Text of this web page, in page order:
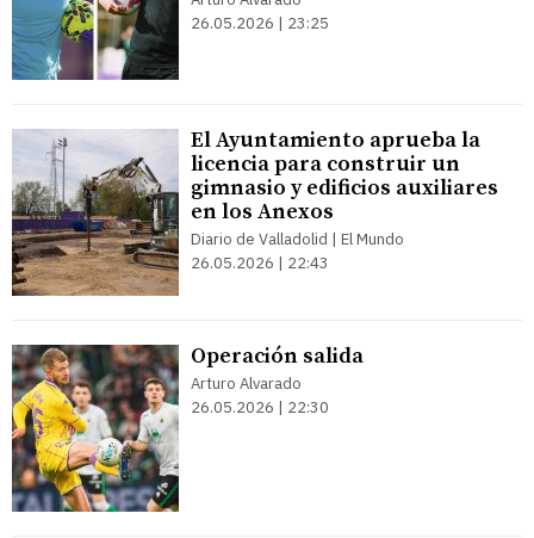
26.05.2026 | 23:25
El Ayuntamiento aprueba la
licencia para construir un
gimnasio y edificios auxiliares
en los Anexos
Diario de Valladolid | El Mundo
26.05.2026 | 22:43
Operación salida
Arturo Alvarado
26.05.2026 | 22:30